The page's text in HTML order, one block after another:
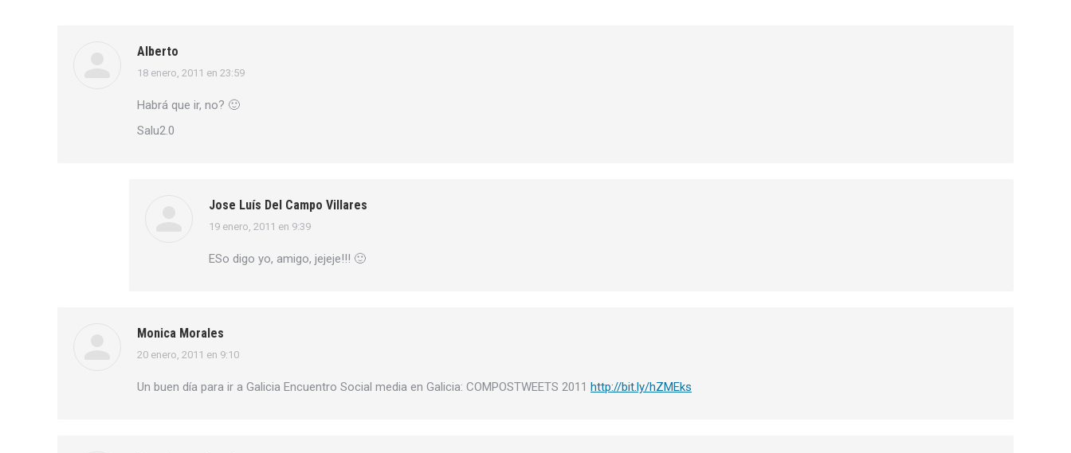
Alberto
dice:
18 enero, 2011 en 23:59
Habrá que ir, no? 🙂
Salu2.0
Jose Luís Del Campo Villares
dice:
19 enero, 2011 en 9:39
ESo digo yo, amigo, jejeje!!! 🙂
Monica Morales
dice:
20 enero, 2011 en 9:10
Un buen día para ir a Galicia Encuentro Social media en Galicia: COMPOSTWEETS 2011 http://bit.ly/hZMEks